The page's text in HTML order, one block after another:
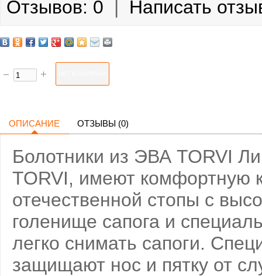
Отзывов: 0 | Написать
ОПИСАНИЕ ОТЗЫВЫ (0)
Болотники из ЭВА TORVI
TORVI, имеют комфортную
отечественной стопы с
голенище сапога и
легко снимать сапоги.
защищают нос и пятку от